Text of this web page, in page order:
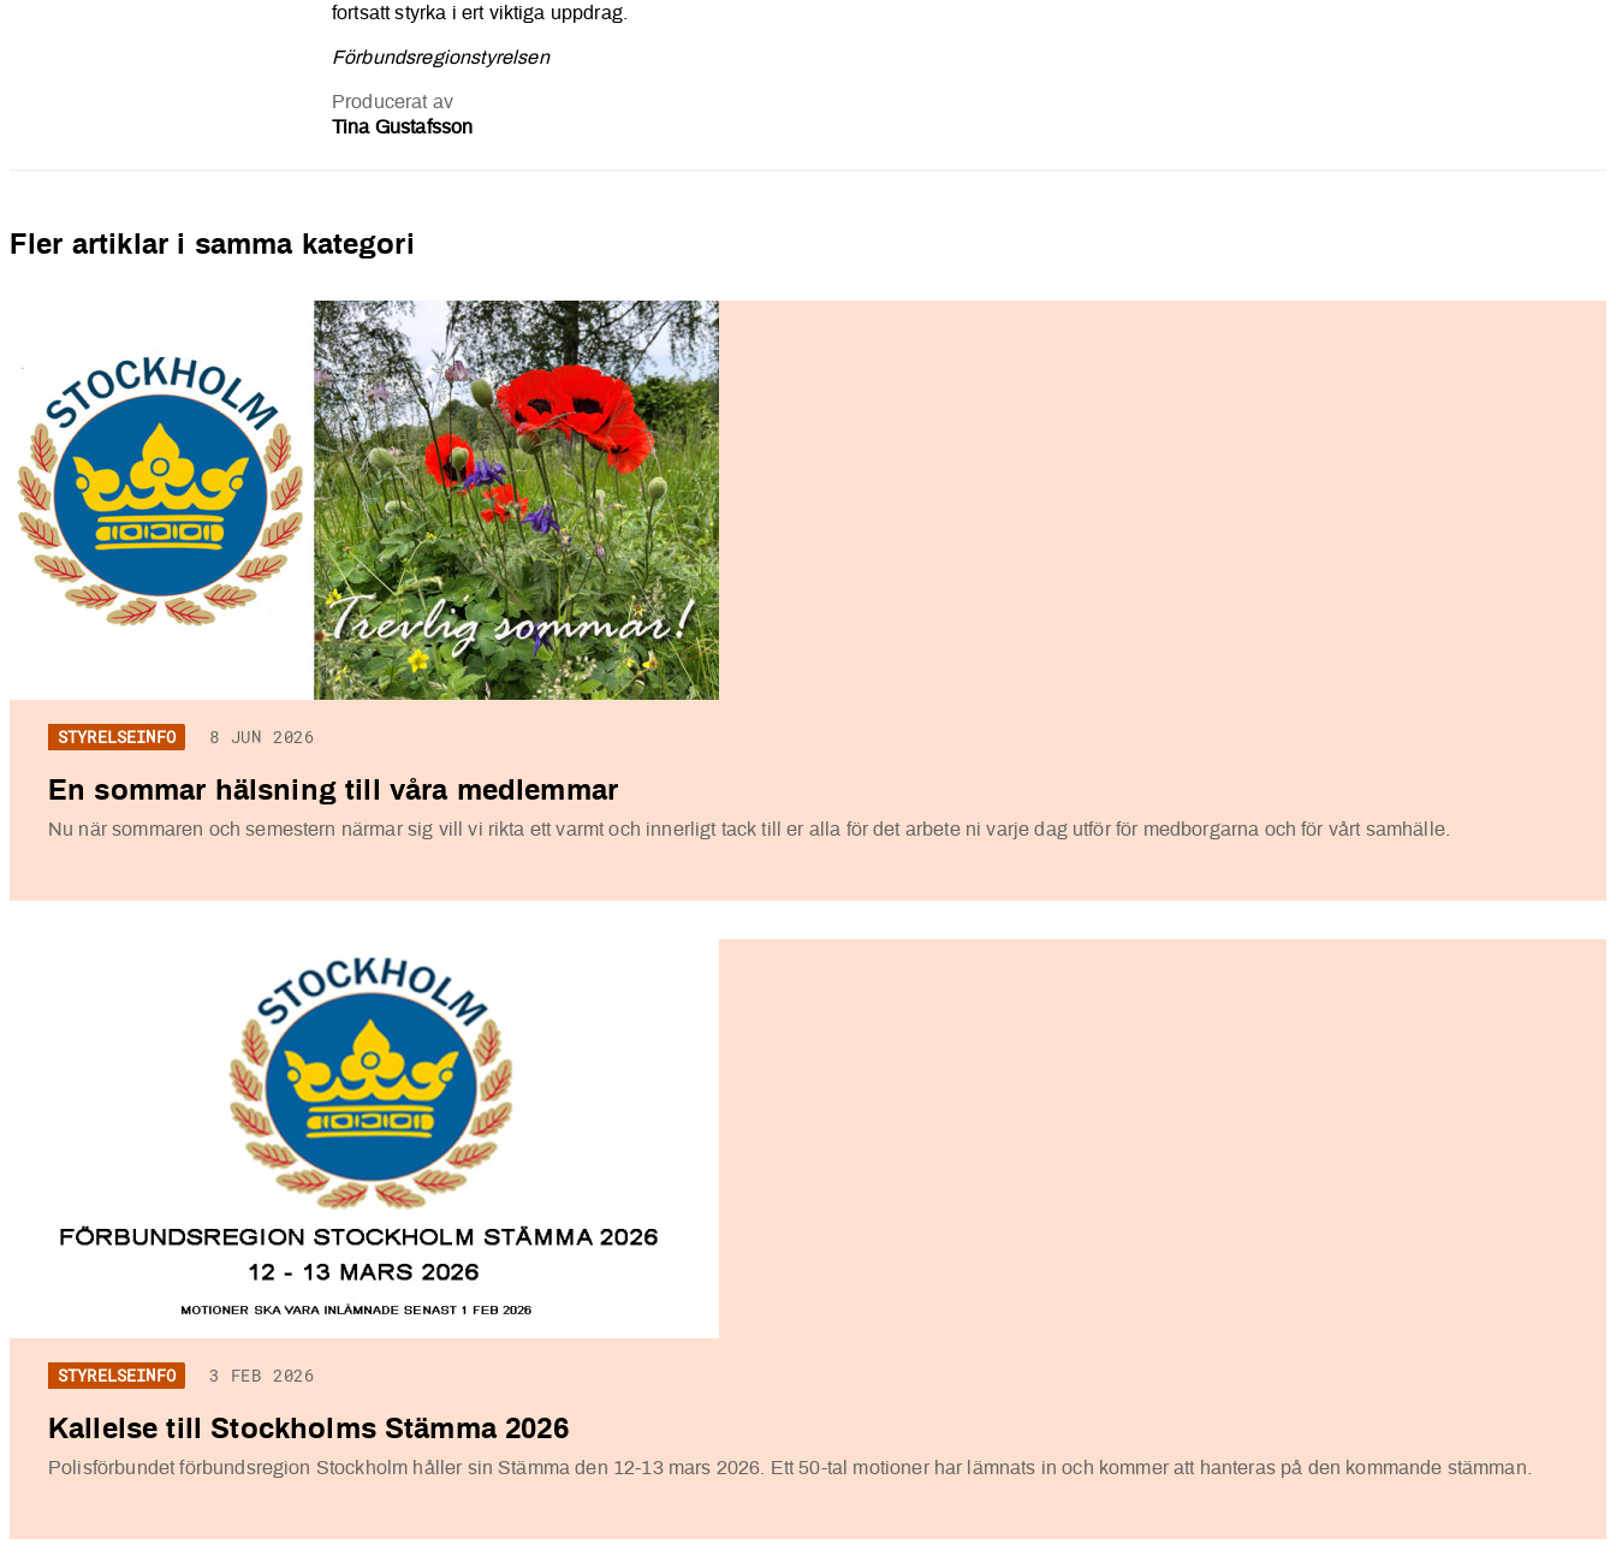
fortsatt styrka i ert viktiga uppdrag.
Förbundsregionstyrelsen
Producerat av
Tina Gustafsson
Fler artiklar i samma kategori
STYRELSEINFO 8 JUN 2026
En sommar hälsning till våra medlemmar
Nu när sommaren och semestern närmar sig vill vi rikta ett varmt och innerligt tack till er alla för det arbete ni varje dag utför för medborgarna och för vårt samhälle.
STYRELSEINFO 3 FEB 2026
Kallelse till Stockholms Stämma 2026
Polisförbundet förbundsregion Stockholm håller sin Stämma den 12-13 mars 2026. Ett 50-tal motioner har lämnats in och kommer att hanteras på den kommande stämman.